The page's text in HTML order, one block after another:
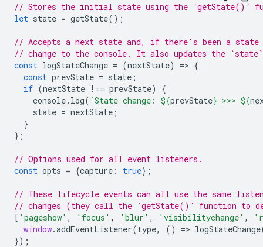
// Stores the initial state using the `getState()`
let state = getState();
// Accepts a next state and, if there's been a state
// change to the console. It also updates the `state`
const logStateChange = (nextState) => {
const prevState = state ;
if (nextState !== prevState)
{
console. log( `State change: ${prevState} >>> ${
state = nextState ;
}
};
// Options used for all event listeners.
const opts = {capture : true};
// These lifecycle events can all use the same
// changes (they call the `getState()` function to
[ 'pageshow' , 'focus' , 'blur' , 'visibilitychange' ,
window.addEventListener(type, () => logStateChange
});